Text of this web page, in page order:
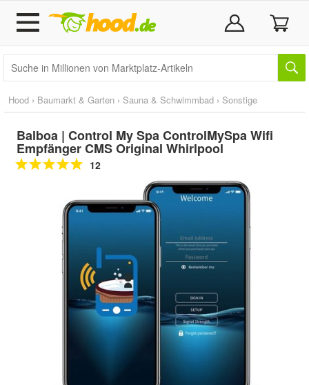
Hood › Baumarkt & Garten › Sauna & Schwimmbad › Sonstige
Balboa | Control My Spa ControlMySpa Wifi
Empfänger CMS Original Whirlpool
12